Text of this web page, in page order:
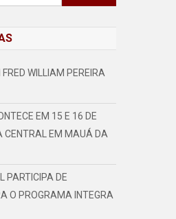
por:
WILLIAM PEREIRA
EM 15 E 16 DE
CENTRAL EM MAUÁ DA
PARTICIPA DE
O PROGRAMA INTEGRA